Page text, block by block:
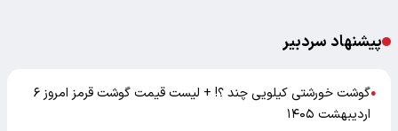
پیشنهاد سردبیر
●
گوشت خورشتی کیلویی چند ؟! + لیست قیمت گوشت قرمز امروز ۶
اردیبهشت ۱۴۰۵